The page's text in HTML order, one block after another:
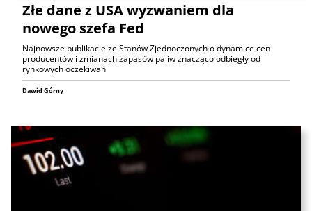
Złe dane z USA wyzwaniem dla
nowego szefa Fed
Najnowsze publikacje ze Stanów Zjednoczonych o dynamice cen
producentów i zmianach zapasów paliw znacząco odbiegły od
rynkowych oczekiwań
Dawid Górny